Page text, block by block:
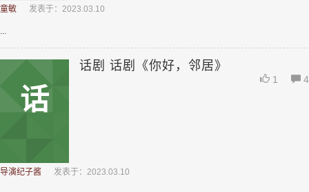
童敏 发表于：2023.03.10
...
话
话剧 话剧《你好，邻居》
1 4
导演纪子酱 发表于：2023.03.10